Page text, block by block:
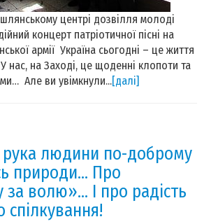
центрі дозвілля молоді
концерт патріотичної пісні на
армії Україна сьогодні – це життя
нас, на Заході, це щоденні клопоти та
Але ви увімкнули...[далі]
рука людини по-доброму
природи… Про
за волю»… І про радість
спілкування!